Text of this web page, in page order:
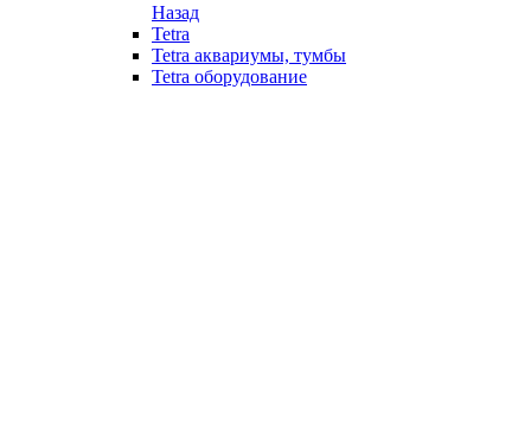
Назад
Tetra
Tetra аквариумы, тумбы
Tetra оборудование